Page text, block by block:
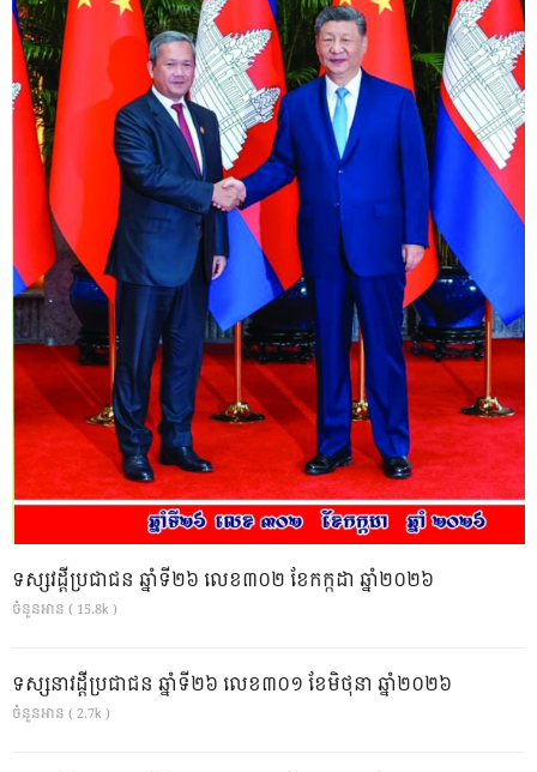
ទស្សវដ្តីប្រជាជន ឆ្នាំទី២៦ លេខ៣០២ ខែកក្កដា ឆ្នាំ២០២៦
ចំនួនអាន ( 15.8k )
ទស្សនាវដ្ដីប្រជាជន ឆ្នាំទី២៦ លេខ៣០១ ខែមិថុនា ឆ្នាំ២០២៦
ចំនួនអាន ( 2.7k )